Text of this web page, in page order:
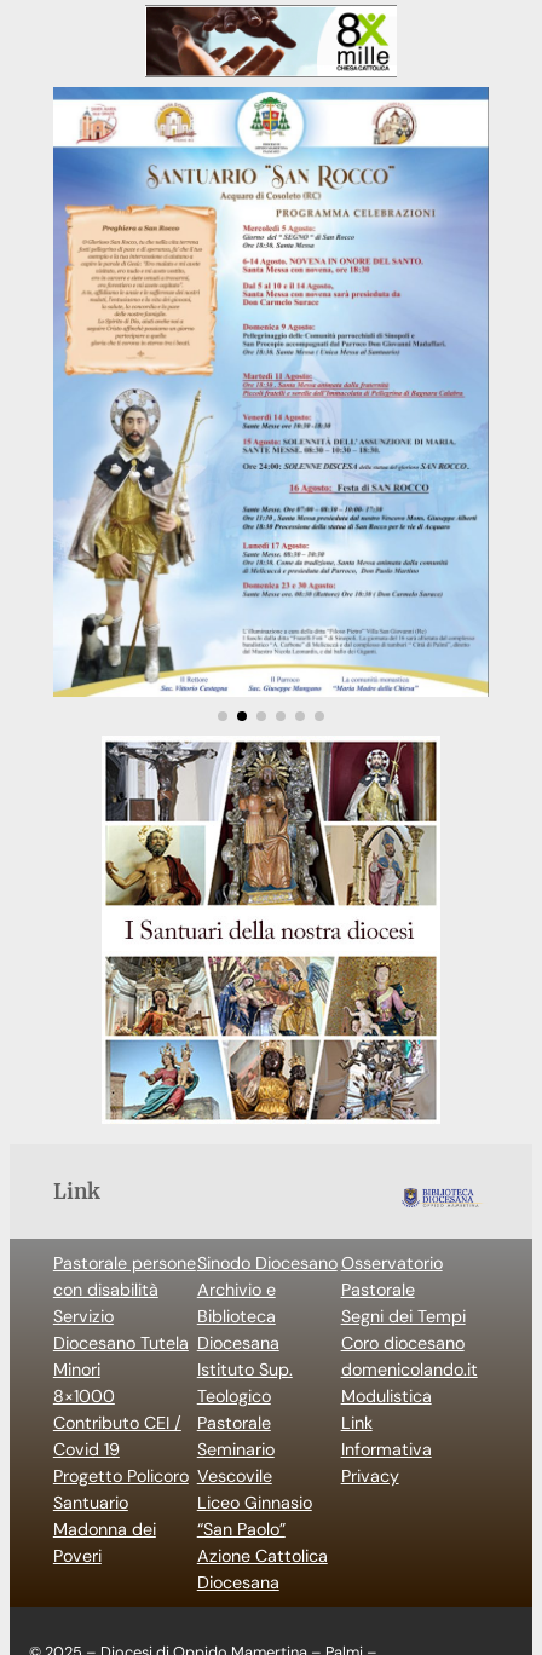
Link
Pastorale persone
con disabilità
Servizio
Diocesano Tutela
Minori
8×1000
Contributo CEI /
Covid 19
Progetto Policoro
Santuario
Madonna dei
Poveri
Sinodo Diocesano
Archivio e
Biblioteca
Diocesana
Istituto Sup.
Teologico
Pastorale
Seminario
Vescovile
Liceo Ginnasio
“San Paolo”
Azione Cattolica
Diocesana
Osservatorio
Pastorale
Segni dei Tempi
Coro diocesano
domenicolando.it
Modulistica
Link
Informativa
Privacy